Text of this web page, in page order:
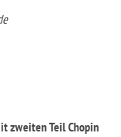
zweiten Teil Chopin